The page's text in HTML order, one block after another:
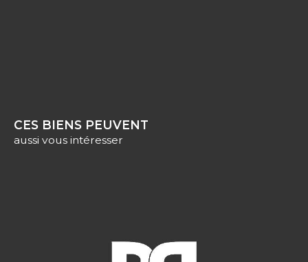
CES BIENS PEUVENT
aussi vous intéresser